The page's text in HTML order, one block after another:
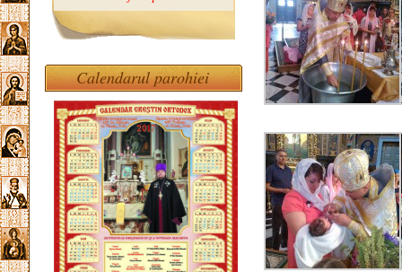
Calendarul parohiei